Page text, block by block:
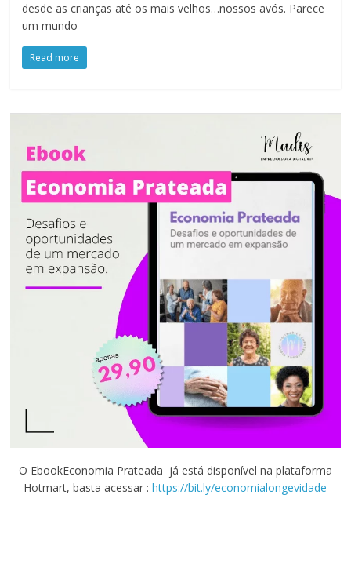
desde as crianças até os mais velhos…nossos avós. Parece
um mundo
Read more
O EbookEconomia Prateada já está disponível na plataforma
Hotmart, basta acessar :https://bit.ly/economialongevidade